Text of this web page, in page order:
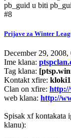
pb_guid u biti
#8
Prijave za Winter
December 29,
Ime klana:
Tag klana:
Kontakt xfire:
Clan on xfire: http://
web klana: http://
Spisak xf kontakata
klanu):